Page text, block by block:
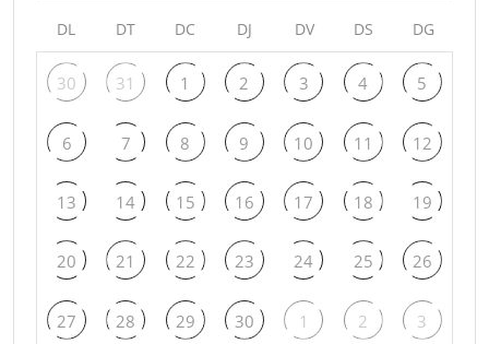
DL DT DC DJ DV DS DG
30 31 1 2 3 4 5
6 7 8 9 10 11 12
13 14 15 16 17 18 19
20 21 22 23 24 25 26
27 28 29 30 1 2 3